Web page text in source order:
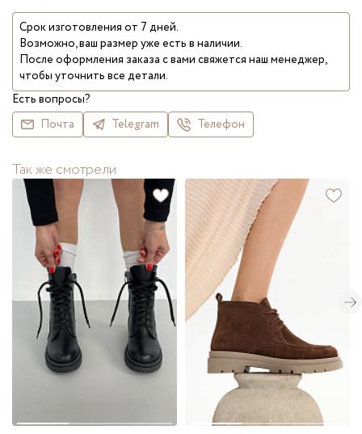
Срок изготовления от 7 дней.
Возможно, ваш размер уже есть в наличии.
После оформления заказа с вами свяжется наш менеджер,
чтобы уточнить все детали.
Есть вопросы?
Почта
Telegram Телефон
Так же смотрели